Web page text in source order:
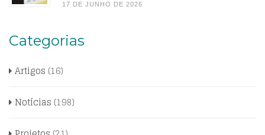
17 DE JUNHO DE 2026
Categorias
Artigos (16)
Notícias (198)